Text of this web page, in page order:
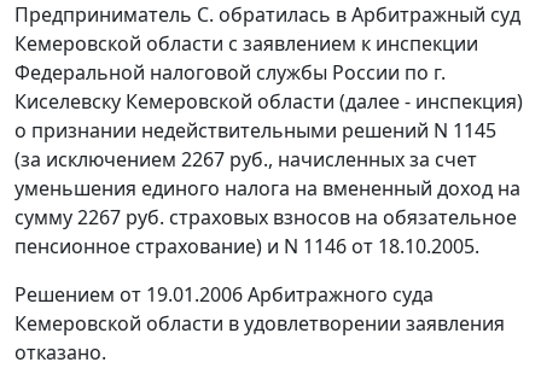
Предприниматель С. обратилась в Арбитражный суд
Кемеровской области с заявлением к инспекции
Федеральной налоговой службы России по г.
Киселевску Кемеровской области (далее - инспекция)
о признании недействительными решений N 1145
(за исключением 2267 руб., начисленных за счет
уменьшения единого налога на вмененный доход на
сумму 2267 руб. страховых взносов на обязательное
пенсионное страхование) и N 1146 от 18.10.2005.
Решением от 19.01.2006 Арбитражного суда
Кемеровской области в удовлетворении заявления
отказано.